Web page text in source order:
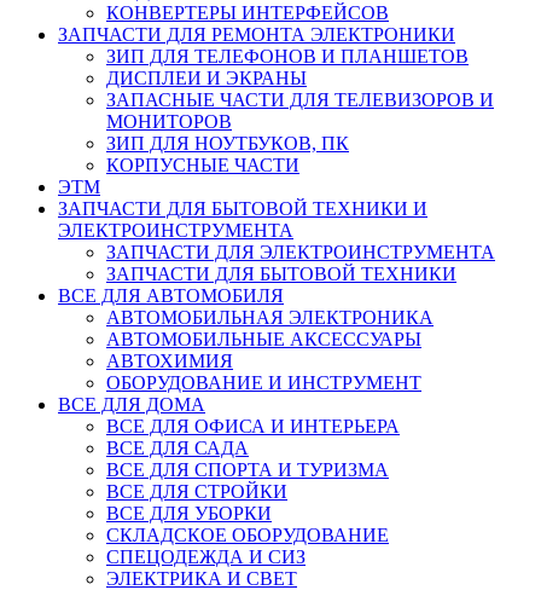
КОНВЕРТЕРЫ ИНТЕРФЕЙСОВ
ЗАПЧАСТИ ДЛЯ РЕМОНТА ЭЛЕКТРОНИКИ
ЗИП ДЛЯ ТЕЛЕФОНОВ И ПЛАНШЕТОВ
ДИСПЛЕИ И ЭКРАНЫ
ЗАПАСНЫЕ ЧАСТИ ДЛЯ ТЕЛЕВИЗОРОВ И
МОНИТОРОВ
ЗИП ДЛЯ НОУТБУКОВ, ПК
КОРПУСНЫЕ ЧАСТИ
ЭТМ
ЗАПЧАСТИ ДЛЯ БЫТОВОЙ ТЕХНИКИ И
ЭЛЕКТРОИНСТРУМЕНТА
ЗАПЧАСТИ ДЛЯ ЭЛЕКТРОИНСТРУМЕНТА
ЗАПЧАСТИ ДЛЯ БЫТОВОЙ ТЕХНИКИ
ВСЕ ДЛЯ АВТОМОБИЛЯ
АВТОМОБИЛЬНАЯ ЭЛЕКТРОНИКА
АВТОМОБИЛЬНЫЕ АКСЕССУАРЫ
АВТОХИМИЯ
ОБОРУДОВАНИЕ И ИНСТРУМЕНТ
ВСЕ ДЛЯ ДОМА
ВСЕ ДЛЯ ОФИСА И ИНТЕРЬЕРА
ВСЕ ДЛЯ САДА
ВСЕ ДЛЯ СПОРТА И ТУРИЗМА
ВСЕ ДЛЯ СТРОЙКИ
ВСЕ ДЛЯ УБОРКИ
СКЛАДСКОЕ ОБОРУДОВАНИЕ
СПЕЦОДЕЖДА И СИЗ
ЭЛЕКТРИКА И СВЕТ